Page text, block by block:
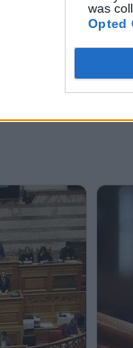
was
Opted
WhatsApp